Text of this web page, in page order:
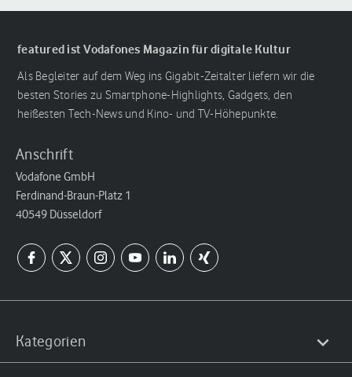
featured ist Vodafones Magazin für digitale Kultur
Als Begleiter auf dem Weg ins Gigabit-Zeitalter liefern wir die
besten Stories zu Smartphone-Highlights, Gadgets, den
heißesten Tech-News und Kino- und TV-Höhepunkte.
Anschrift
Vodafone GmbH
Ferdinand-Braun-Platz 1
40549 Düsseldorf
Kategorien